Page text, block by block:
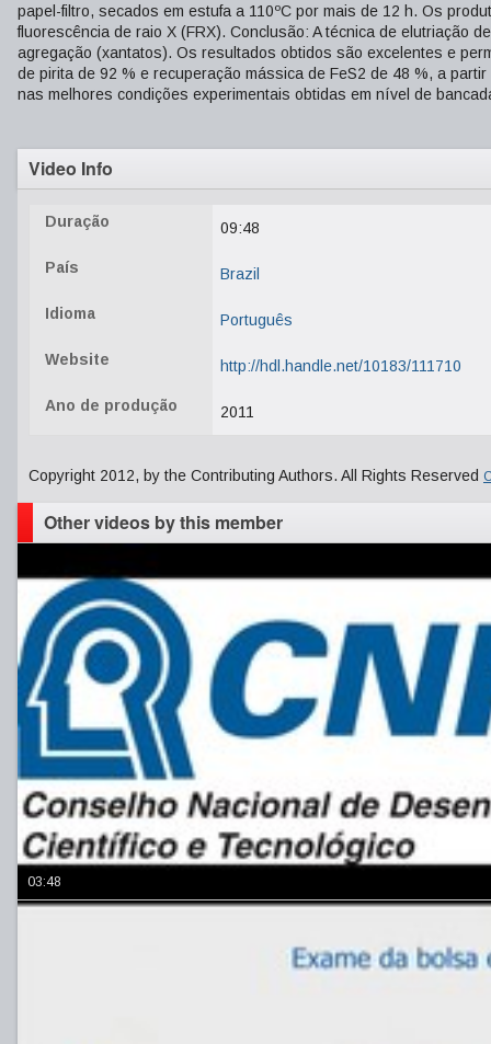
papel-filtro, secados em estufa a 110ºC por mais de 12 h. Os
fluorescência de raio X (FRX). Conclusão: A técnica de elutriação
agregação (xantatos). Os resultados obtidos são excelentes e
de pirita de 92 % e recuperação mássica de FeS2 de 48 %, a
nas melhores condições experimentais obtidas em nível de
Video Info
Duração 09:48
País Brazil
Idioma Português
Website http://hdl.handle.net/10183/111710
Ano de produção 2011
Copyright 2012, by the Contributing Authors. All Rights Reserved
Other videos by this member
03:48